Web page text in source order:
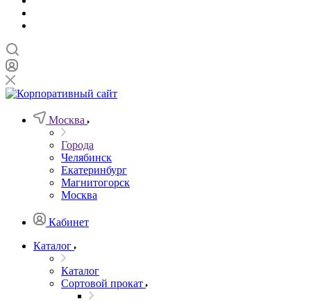
Москва
Города
Челябинск
Екатеринбург
Магнитогорск
Москва
Кабинет
Каталог
Каталог
Сортовой прокат